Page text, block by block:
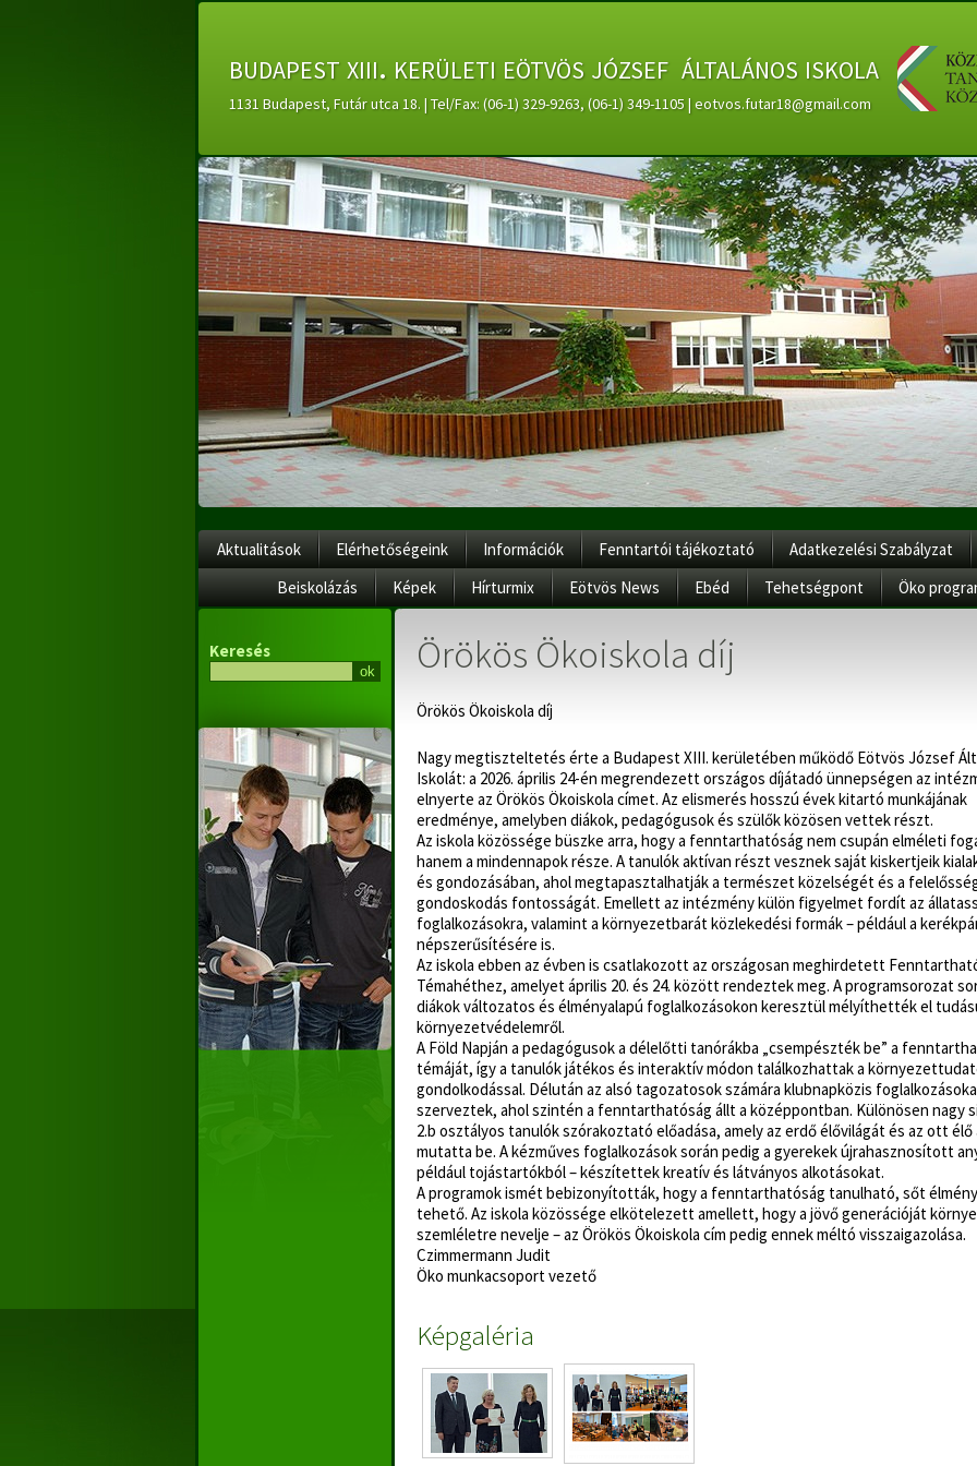
budapest xiii. kerületi eötvös józsef általános iskola
1131 Budapest, Futár utca 18. | Tel/Fax: (06-1) 329-9263, (06-1) 349-1105 | eotvos.futar18@gmail.com
Aktualitások Elérhetőségeink Információk Fenntartói tájékoztató
Adatkezelési Szabályzat
Beiskolázás
Képek Hírturmix Eötvös News Ebéd Tehetségpont Öko
Keresés Örökös Ökoiskola díj
Örökös Ökoiskola díj
Nagy megtiszteltetés érte a Budapest XIII. kerületében működő Eötvös József
Iskolát: a 2026. április 24-én megrendezett országos díjátadó ünnepségen az
elnyerte az Örökös Ökoiskola címet. Az elismerés hosszú évek kitartó munkájának
eredménye, amelyben diákok, pedagógusok és szülők közösen vettek részt.
Az iskola közössége büszke arra, hogy a fenntarthatóság nem csupán elméleti
hanem a mindennapok része. A tanulók aktívan részt vesznek saját kiskertjeik
és gondozásában, ahol megtapasztalhatják a természet közelségét és a
gondoskodás fontosságát. Emellett az intézmény külön figyelmet fordít az
foglalkozásokra, valamint a környezetbarát közlekedési formák – például a
népszerűsítésére is.
Az iskola ebben az évben is csatlakozott az országosan meghirdetett
Témahéthez, amelyet április 20. és 24. között rendeztek meg. A programsorozat
diákok változatos és élményalapú foglalkozásokon keresztül mélyíthették el
környezetvédelemről.
A Föld Napján a pedagógusok a délelőtti tanórákba „csempészték be” a
témáját, így a tanulók játékos és interaktív módon találkozhattak a
gondolkodással. Délután az alsó tagozatosok számára klubnapközis
szerveztek, ahol szintén a fenntarthatóság állt a középpontban. Különösen nagy
2.b osztályos tanulók szórakoztató előadása, amely az erdő élővilágát és az ott
mutatta be. A kézműves foglalkozások során pedig a gyerekek újrahasznosított
például tojástartókból – készítettek kreatív és látványos alkotásokat.
A programok ismét bebizonyították, hogy a fenntarthatóság tanulható, sőt
tehető. Az iskola közössége elkötelezett amellett, hogy a jövő generációját
szemléletre nevelje – az Örökös Ökoiskola cím pedig ennek méltó visszaigazolása.
Czimmermann Judit
Öko munkacsoport vezető
Képgaléria